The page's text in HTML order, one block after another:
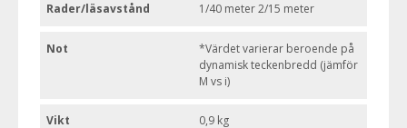
Rader/läsavstånd 1/40 meter 2/15 meter
Not
*Värdet varierar beroende på
dynamisk teckenbredd (jämför
M vs i)
Vikt 0,9 kg